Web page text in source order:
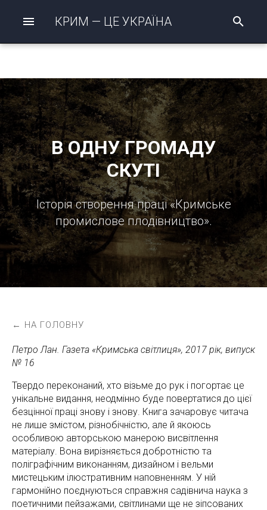
КРИМ — ЦЕ УКРАЇНА
о
р
о
з
п
ч
а
т
о
В ОДНУ ГРОМАДУ
СКУТІ
Історія створення праці «Кримське
промислове плодівництво».
← НА ГОЛОВНУ
Петро Лан. Газета «Кримська світлиця», 2017 рік, випуск
№ 16
Твердо переконаний, хто візьме до рук і погортає це
унікальне видання, неодмінно буде повертатися до цієї
безцінної праці знову і знову. Книга зачаровує читача
не лише змістом, різнобічністю, але й якоюсь
особливою авторською манерою висвітлення
матеріалу. Вона вирізняється добротністю та
поліграфічним виконанням, дизайном і вельми
мистецьким ілюстративним наповненням. У ній
гармонійно поєднуються справжня садівнича наука з
поетичними пейзажами, світлинами ще не зіпсованих